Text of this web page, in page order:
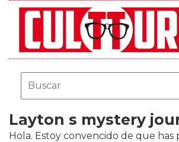
Layton s mystery
Hola. Estoy convencido de que has